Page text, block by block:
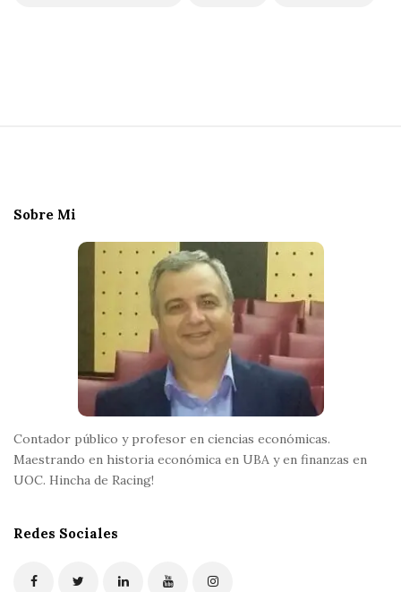
Sobre Mi
Contador público y profesor en ciencias económicas.
Maestrando en historia económica en UBA y en finanzas en
UOC. Hincha de Racing!
Redes Sociales